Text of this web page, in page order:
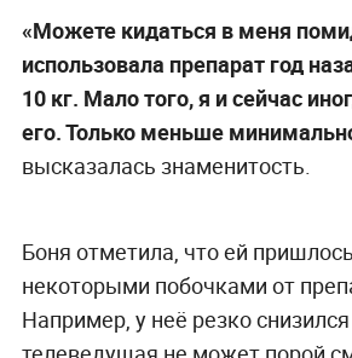
«Можете кидаться в меня
использовала препарат год
10 кг. Мало того, я и сейчас
его. Только меньше
высказалась знаменитость.
Боня отметила, что ей
некоторыми побочками от
Например, у неё резко снизился